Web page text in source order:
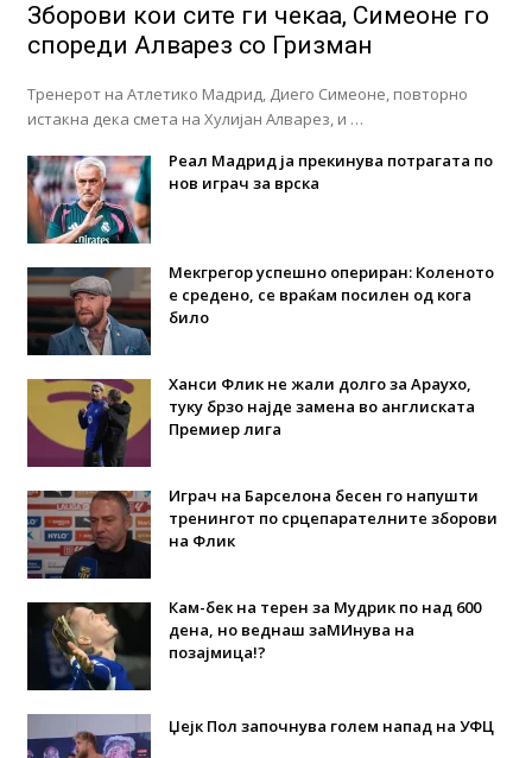
Зборови кои сите ги чекаа, Симеоне го
спореди Алварез со Гризман
Тренерот на Атлетико Мадрид, Диего Симеоне, повторно
истакна дека смета на Хулијан Алварез, и …
Реал Мадрид ја прекинува потрагата по
нов играч за врска
Мекгрегор успешно опериран: Коленото
е средено, се враќам посилен од кога
било
Ханси Флик не жали долго за Араухо,
туку брзо најде замена во англиската
Премиер лига
Играч на Барселона бесен го напушти
тренингот по срцепарателните зборови
на Флик
Кам-бек на терен за Мудрик по над 600
дена, но веднаш заМИнува на
позајмица!?
Џејк Пол започнува голем напад на УФЦ